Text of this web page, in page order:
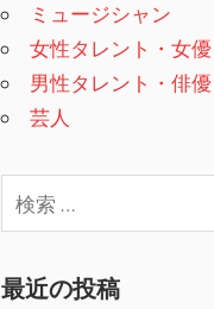
ミュージシャン
女性タレント・女優
男性タレント・俳優
芸人
最近の投稿